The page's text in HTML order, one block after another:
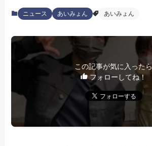
ニュース あいみょん あいみょん
この記事が気に入ったら
フォローしてね！